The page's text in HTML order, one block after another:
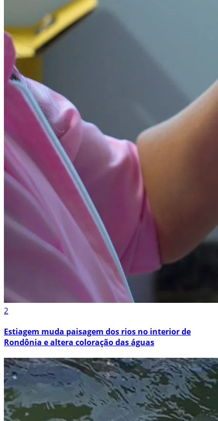
2
Estiagem muda paisagem dos rios no interior de
Rondônia e altera coloração das águas